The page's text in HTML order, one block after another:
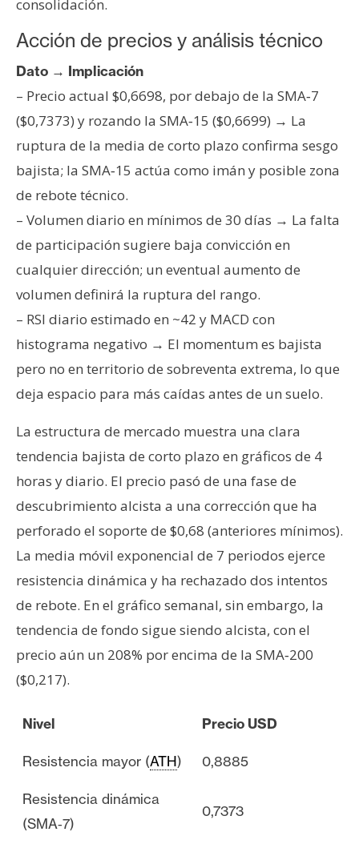
consolidación.
Acción de precios y análisis técnico
Dato → Implicación
– Precio actual $0,6698, por debajo de la SMA‑7
($0,7373) y rozando la SMA‑15 ($0,6699) → La
ruptura de la media de corto plazo confirma sesgo
bajista; la SMA‑15 actúa como imán y posible zona
de rebote técnico.
– Volumen diario en mínimos de 30 días → La falta
de participación sugiere baja convicción en
cualquier dirección; un eventual aumento de
volumen definirá la ruptura del rango.
– RSI diario estimado en ~42 y MACD con
histograma negativo → El momentum es bajista
pero no en territorio de sobreventa extrema, lo que
deja espacio para más caídas antes de un suelo.
La estructura de mercado muestra una clara
tendencia bajista de corto plazo en gráficos de 4
horas y diario. El precio pasó de una fase de
descubrimiento alcista a una corrección que ha
perforado el soporte de $0,68 (anteriores mínimos).
La media móvil exponencial de 7 periodos ejerce
resistencia dinámica y ha rechazado dos intentos
de rebote. En el gráfico semanal, sin embargo, la
tendencia de fondo sigue siendo alcista, con el
precio aún un 208% por encima de la SMA‑200
($0,217).
Nivel Precio USD
Resistencia mayor (ATH) 0,8885
Resistencia dinámica
(SMA‑7)
0,7373